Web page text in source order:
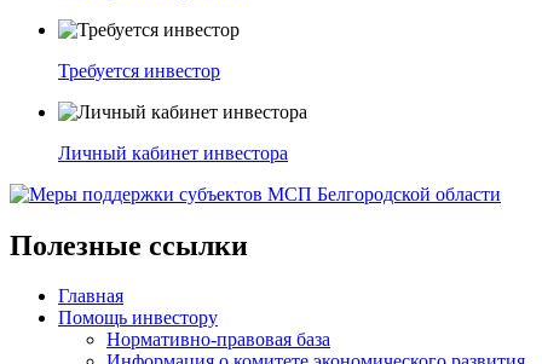
Требуется инвестор
Личный кабинет инвестора
Полезные ссылки
Главная
Помощь инвестору
Нормативно-правовая база